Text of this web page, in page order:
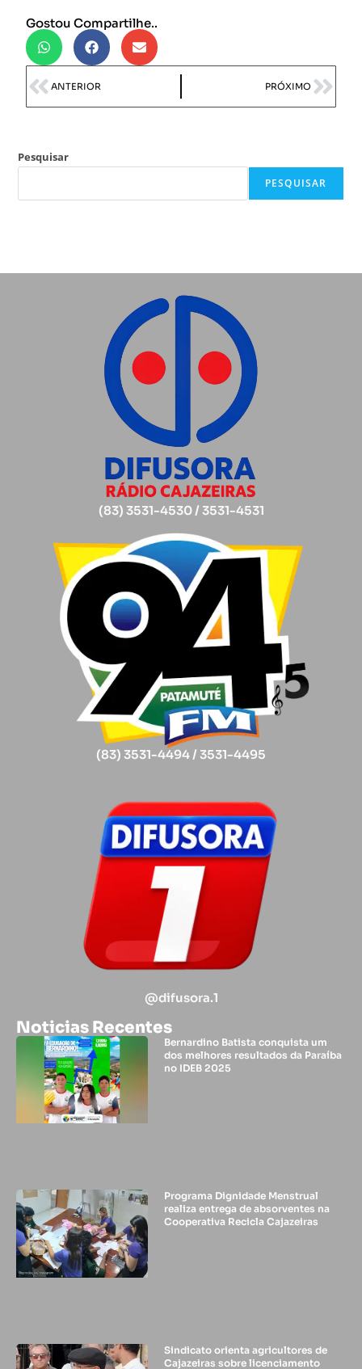
Gostou Compartilhe..
ANTERIOR PRÓXIMO
Pesquisar
PESQUISAR
(83) 3531-4530 / 3531-4531
(83) 3531-4494 / 3531-4495
@difusora.1
Noticias Recentes
Bernardino Batista conquista um
dos melhores resultados da Paraíba
no IDEB 2025
Programa Dignidade Menstrual
realiza entrega de absorventes na
Cooperativa Recicla Cajazeiras
Sindicato orienta agricultores de
Cajazeiras sobre licenciamento